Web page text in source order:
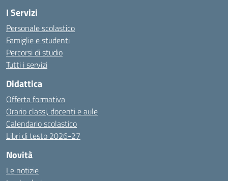
I Servizi
Personale scolastico
Famiglie e studenti
Percorsi di studio
Tutti i servizi
Didattica
Offerta formativa
Orario classi, docenti e aule
Calendario scolastico
Libri di testo 2026-27
Novità
Le notizie